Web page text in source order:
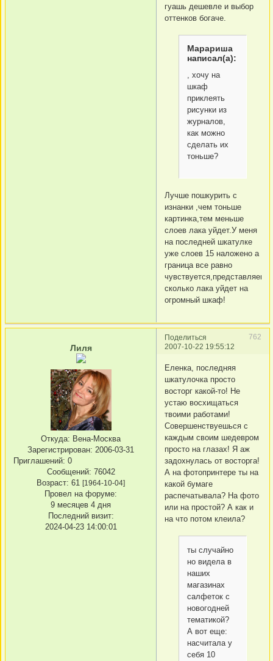
гуашь дешевле и выбор
оттенков богаче.
Марариша
написал(а):
, хочу на
шкаф
приклеять
рисунки из
журналов,
как можно
сделать их
тоньше?
Лучше пошкурить с
изнанки ,чем тоньше
картинка,тем меньше
слоев лака уйдет.У меня
на последней шкатулке
уже слоев 15 наложено а
граница все равно
чувствуется,представляешь
сколько лака уйдет на
огромный шкаф!
Поделиться
762
2007-10-22 19:55:12
Лиля
Откуда: Вена-Москва
Зарегистрирован: 2006-03-31
Приглашений: 0
Сообщений: 76042
Возраст: 61 [1964-10-04]
Провел на форуме:
9 месяцев 4 дня
Последний визит:
2024-04-23 14:00:01
Еленка, последняя
шкатулочка просто
восторг какой-то! Не
устаю восхищаться
твоими работами!
Совершенствуешься с
каждым своим шедевром
просто на глазах! Я аж
задохнулась от восторга!
А на фотопринтере ты на
какой бумаге
распечатывала? На фото
или на простой? А как и
на что потом клеила?
ты случайно
но видела в
наших
магазинах
салфеток с
новогодней
тематикой?
А вот еще:
насчитала у
себя 10